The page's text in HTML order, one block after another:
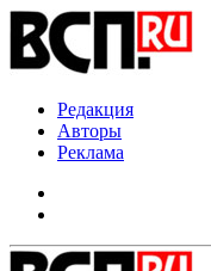
Редакция
Авторы
Реклама